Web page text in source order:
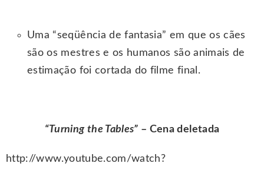
Uma “seqüência de fantasia” em que os cães
são os mestres e os humanos são animais de
estimação foi cortada do filme final.
“Turning the Tables” – Cena deletada
http://www.youtube.com/watch?